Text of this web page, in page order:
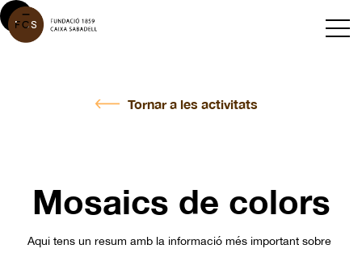
Tornar a les activitats
Mosaics de colors
Aqui tens un resum amb la informació més important sobre